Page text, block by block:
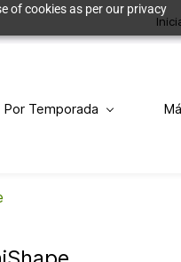
of cookies as per our privacy
Por Temporada